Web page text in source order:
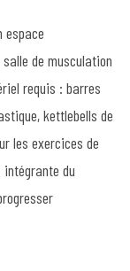
espace
de musculation
requis : barres
kettlebells de
les exercices de
du